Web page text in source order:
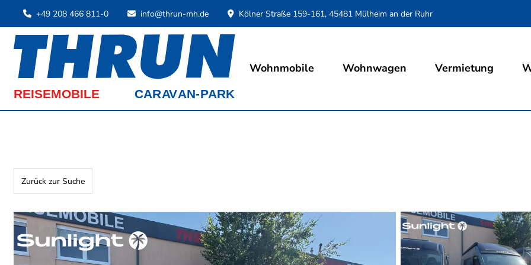
+49 208 466 811-0 info@thrun-mh.de Kölner Straße 159-161, 45481 Mülheim an der Ruhr
Wohnmobile Wohnwagen Vermietung
Zurück zur Suche